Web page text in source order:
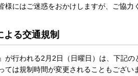
様にはご迷惑をおかけしますが、ご協力
よる交通規制
が行われる2月2日（日曜日）は、下記の
ては規制時間が変更されることもござ